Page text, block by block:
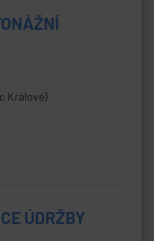
Králové)
ÚDRŽBY